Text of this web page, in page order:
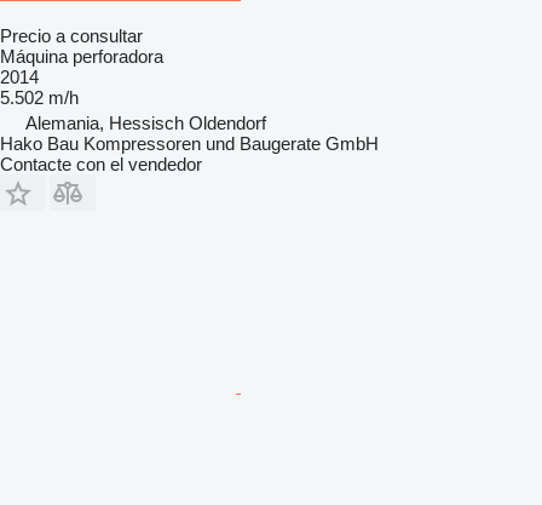
Precio a consultar
Máquina perforadora
2014
5.502 m/h
Alemania, Hessisch Oldendorf
Hako Bau Kompressoren und Baugerate GmbH
Contacte con el vendedor